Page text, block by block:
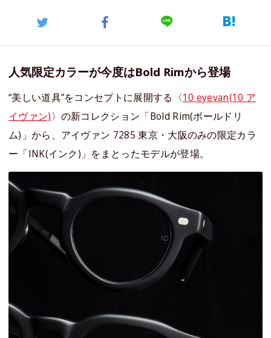
人気限定カラーが今度はBold Rimから登場
“美しい道具”をコンセプトに展開する〈10 eyevan(10 ア
イヴァン)〉の新コレクション「Bold Rim(ボールドリ
ム)」から、アイヴァン 7285 東京・大阪のみの限定カラ
ー「INK(インク)」をまとったモデルが登場。